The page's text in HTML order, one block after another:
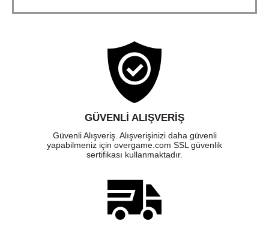
GÜVENLI ALIŞVERIŞ
Güvenli Alışveriş. Alışverişinizi daha güvenli
yapabilmeniz için overgame.com SSL güvenlik
sertifikası kullanmaktadır.